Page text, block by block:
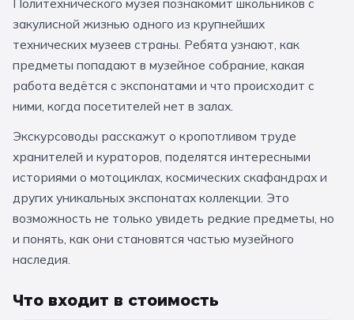
За кулисами театров
Усадьбы и заповедники Экологические
Народные промыслы
Квесты Мастер-классы
🎓 ПО КЛАССАМ
Все классы
Дошкольники
Великий Новгород Архангельск
Рязань Мурманск Волгоград
Политехнического музея познакомит школьников с
закулисной жизнью одного из крупнейших
технических музеев страны. Ребята узнают, как
предметы попадают в музейное собрание, какая
работа ведётся с экспонатами и что происходит с
ними, когда посетителей нет в залах.
Экскурсоводы расскажут о кропотливом труде
хранителей и кураторов, поделятся интересными
историями о мотоциклах, космических скафандрах и
других уникальных экспонатах коллекции. Это
возможность не только увидеть редкие предметы, но
и понять, как они становятся частью музейного
наследия.
Что входит в стоимость